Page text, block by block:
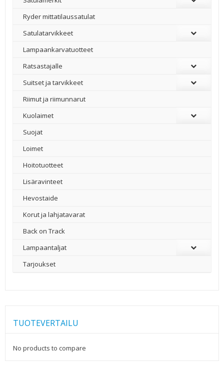
Ryder mittatilaussatulat
Satulatarvikkeet
–
Lampaankarvatuotteet
Ratsastajalle
Suitset ja tarvikkeet
Riimut ja riimunnarut
Kuolaimet
Suojat
Loimet
Hoitotuotteet
Lisäravinteet
Hevostaide
Korut ja lahjatavarat
Back on Track
Lampaantaljat
Tarjoukset
TUOTEVERTAILU
No products to compare